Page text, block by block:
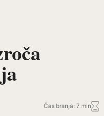
Čas branja: 7 min